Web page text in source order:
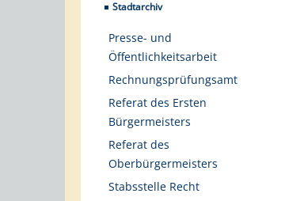
Stadtarchiv
Presse- und
Öffentlichkeitsarbeit
Rechnungsprüfungsamt
Referat des Ersten
Bürgermeisters
Referat des
Oberbürgermeisters
Stabsstelle Recht